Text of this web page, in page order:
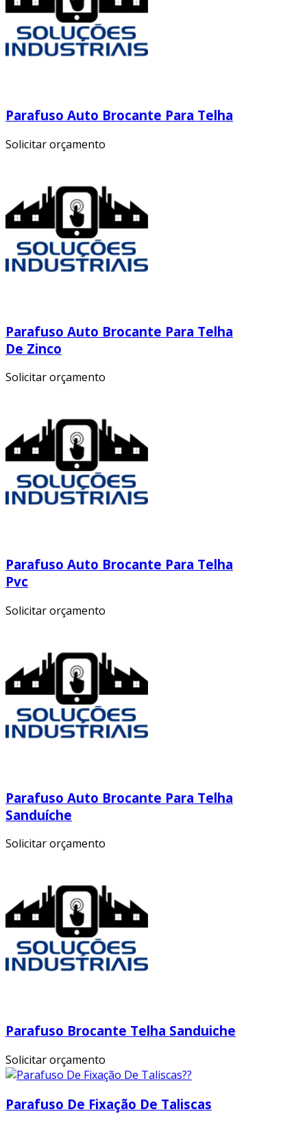
Parafuso Auto Brocante Para Telha
Solicitar orçamento
Parafuso Auto Brocante Para Telha
De Zinco
Solicitar orçamento
Parafuso Auto Brocante Para Telha
Pvc
Solicitar orçamento
Parafuso Auto Brocante Para Telha
Sanduíche
Solicitar orçamento
Parafuso Brocante Telha Sanduiche
Solicitar orçamento
Parafuso De Fixação De Taliscas